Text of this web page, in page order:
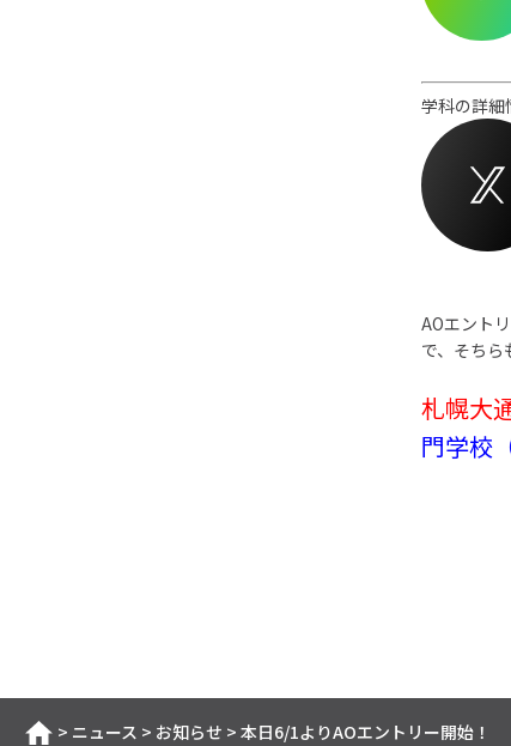
学科の詳細
AOエント
で、そちら
札幌大
門学校
ホーム
> ニュース > お知らせ > 本日6/1よりAOエントリー開始！